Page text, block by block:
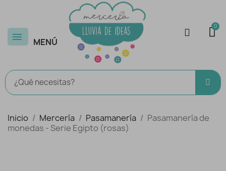
MENÚ
Inicio Mercería Pasamanería
Pasamanería de
monedas - Serie Egipto (rosas)